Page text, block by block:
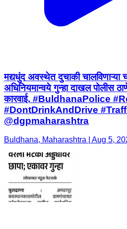
मद्यधुंद अवस्थेत दुचाकी चालविणाऱ्या
अधिनियमान्वये गुन्हा दाखल पोलीस
कारवाई. #BuldhanaPolice
#DontDrinkAndDrive
@dgpmaharashtra
Buldhana, Maharashtra | Aug 5,